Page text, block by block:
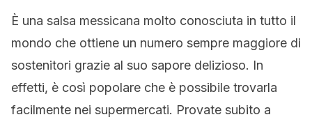
È una salsa messicana molto conosciuta in tutto il
mondo che ottiene un numero sempre maggiore di
sostenitori grazie al suo sapore delizioso. In
effetti, è così popolare che è possibile trovarla
facilmente nei supermercati. Provate subito a